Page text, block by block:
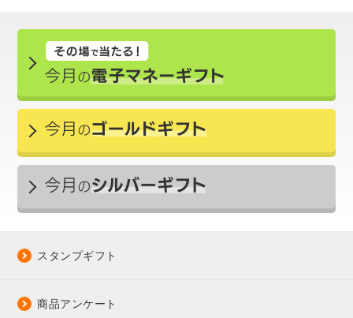
スタンプギフト
商品アンケート